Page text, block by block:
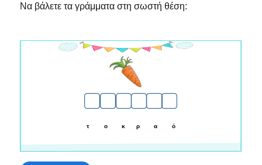
Να βάλετε τα γράμματα στη σωστή θέση: